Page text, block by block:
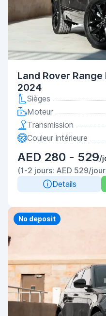
Land Rover
2024
Sièges
Moteur
Transmission
Couleur intérieure
AED 280 - 529/
(1-2 jours: AED 529/
Details
Priority
No deposit